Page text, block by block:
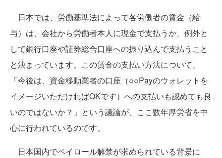
日本では、労働基準法によって各労働者の賃金（給
与）は、会社から労働者本人に現金で支払うか、例外と
して銀行口座や証券総合口座への振り込んで支払うこと
と決まっています。この賃金の支払い方法について、
「今後は、資金移動業者の口座（○○Payのウォレットを
イメージいただければOKです）への支払いも認めても良
いのではないか？」という議論が、ここ数年厚労省を中
心に行われているのです。
日本国内でペイロール解禁が求められている背景に